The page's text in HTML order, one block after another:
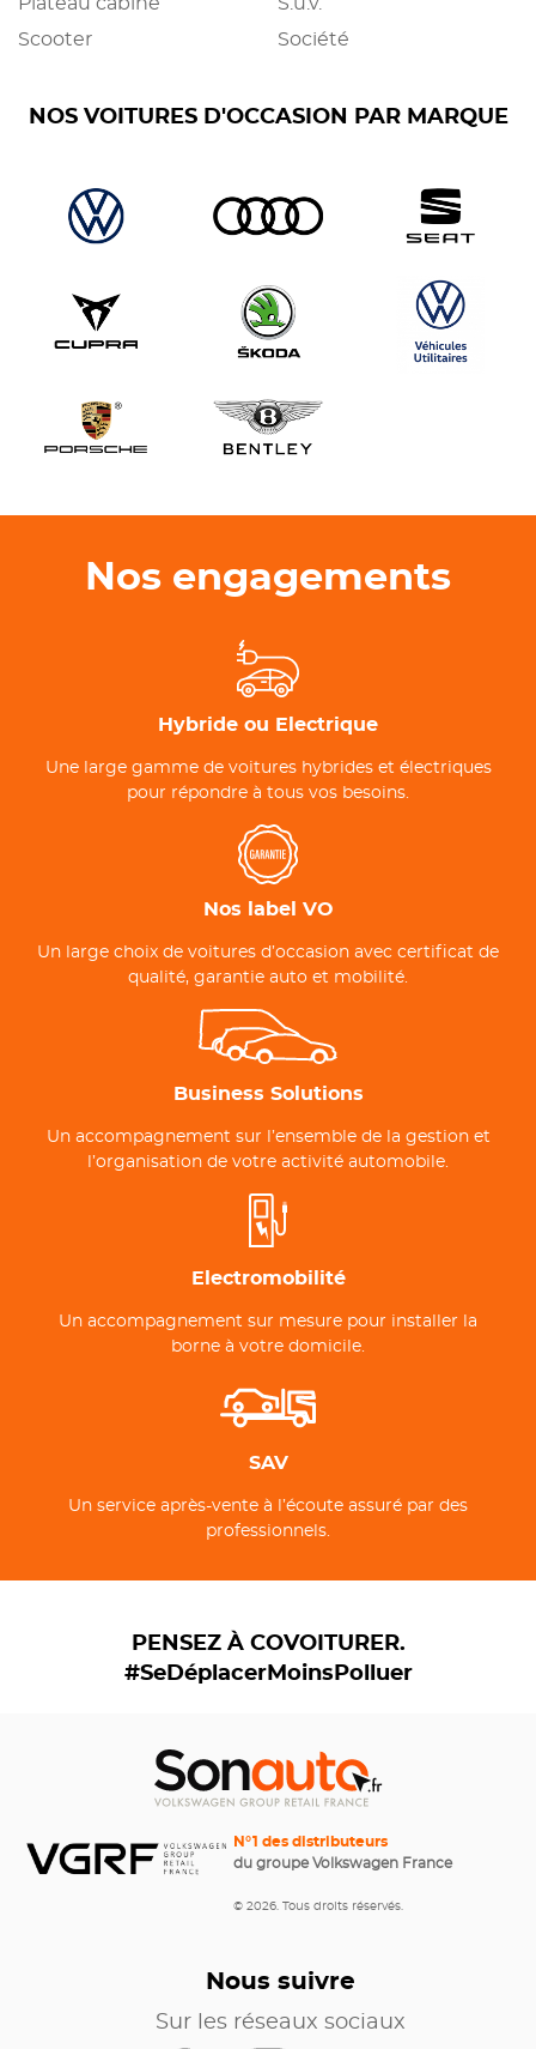
Scooter
Société
NOS VOITURES D'OCCASION PAR MARQUE
Nos engagements
Hybride ou Electrique
Une large gamme de voitures hybrides et électriques
pour répondre à tous vos besoins.
Nos label VO
Un large choix de voitures d’occasion avec certificat de
qualité, garantie auto et mobilité.
Business Solutions
Un accompagnement sur l’ensemble de la gestion et
l’organisation de votre activité automobile.
Electromobilité
Un accompagnement sur mesure pour installer la
borne à votre domicile.
SAV
Un service après-vente à l’écoute assuré par des
professionnels.
PENSEZ À COVOITURER.
#SeDéplacerMoinsPolluer
N°1 des distributeurs
du groupe Volkswagen France
© 2026. Tous droits réservés.
Nous suivre
Sur les réseaux sociaux